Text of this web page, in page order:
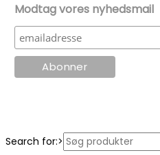
Modtag vores nyhedsmail
Search for:>